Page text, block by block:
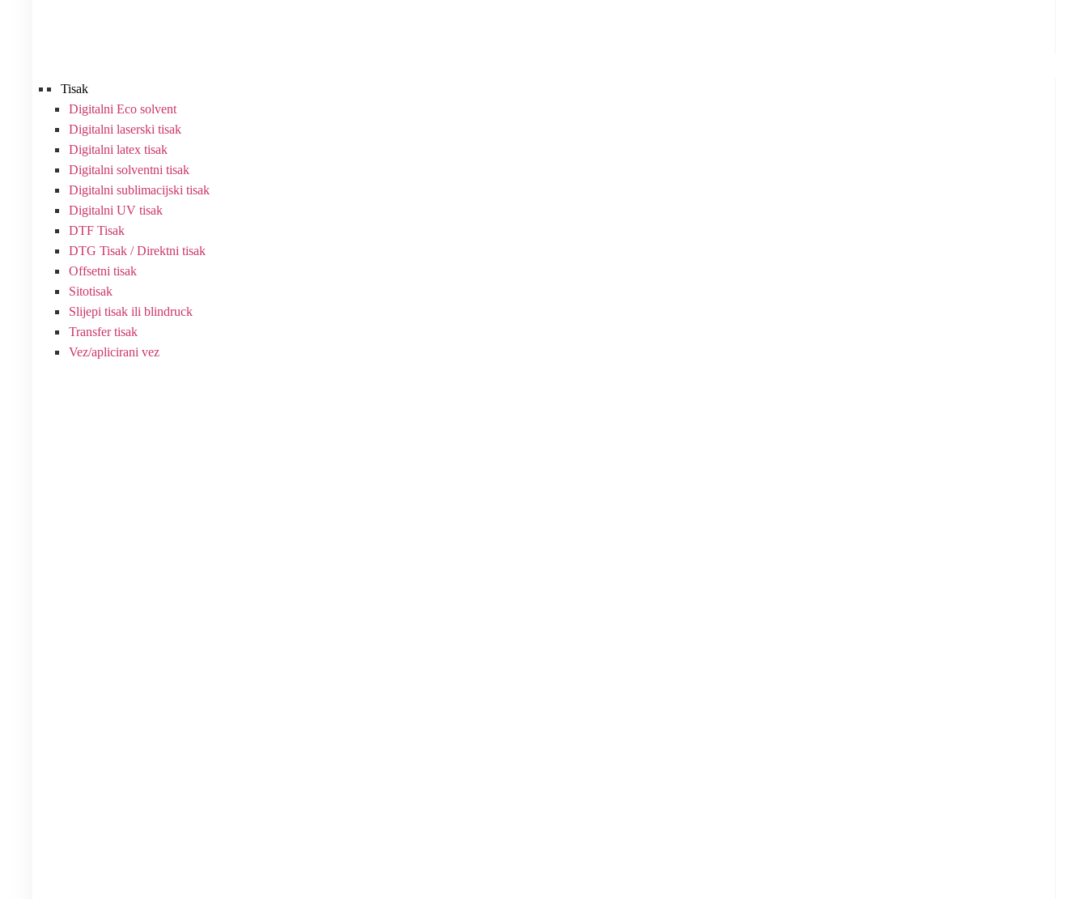
Tisak
Digitalni Eco solvent
Digitalni laserski tisak
Digitalni latex tisak
Digitalni solventni tisak
Digitalni sublimacijski tisak
Digitalni UV tisak
DTF Tisak
DTG Tisak / Direktni tisak
Offsetni tisak
Sitotisak
Slijepi tisak ili blindruck
Transfer tisak
Vez/aplicirani vez